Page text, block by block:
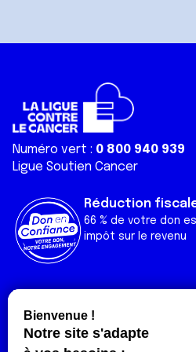
Numéro vert : 0 800 940 939
Ligue Soutien Cancer
Réduction
66 % de votre don
impôt sur le revenu
Liens utiles
Nos actualités
Nos publications